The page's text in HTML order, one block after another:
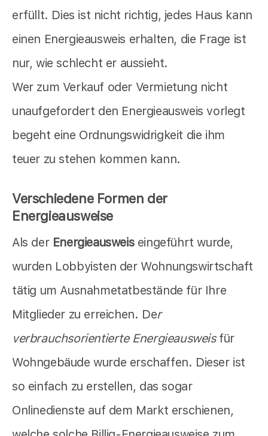
erfüllt. Dies ist nicht richtig, jedes Haus kann
einen Energieausweis erhalten, die Frage ist
nur, wie schlecht er aussieht.
Wer zum Verkauf oder Vermietung nicht
unaufgefordert den Energieausweis vorlegt
begeht eine Ordnungswidrigkeit die ihm
teuer zu stehen kommen kann.
Verschiedene Formen der
Energieausweise
Als der Energieausweiseingeführt wurde,
wurden Lobbyisten der Wohnungswirtschaft
tätig um Ausnahmetatbestände für Ihre
Mitglieder zu erreichen. Der
verbrauchsorientierte Energieausweisfür
Wohngebäude wurde erschaffen. Dieser ist
so einfach zu erstellen, das sogar
Onlinedienste auf dem Markt erschienen,